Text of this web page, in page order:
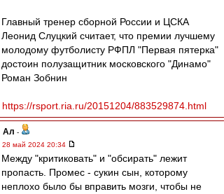
Главный тренер сборной России и ЦСКА
Леонид Слуцкий считает, что премии лучшему
молодому футболисту РФПЛ "Первая пятерка"
достоин полузащитник московского "Динамо"
Роман Зобнин
https://rsport.ria.ru/20151204/883529874.html
Ал -
28 май 2024 20:34
Между "критиковать" и "обсирать" лежит
пропасть. Промес - сукин сын, которому
неплохо было бы вправить мозги, чтобы не